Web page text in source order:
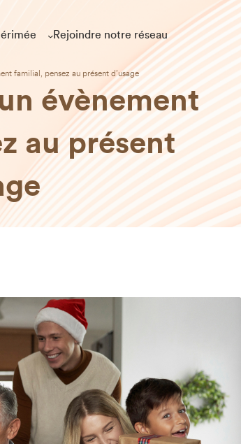
Rejoindre notre réseau
familial, pensez au présent d’usage
évènement
au présent